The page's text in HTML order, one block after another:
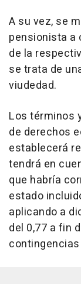
A su vez, se
pensionista a
de la
se trata de
viudedad.
Los términos
de derechos
establecerá
tendrá en
que habría
estado
aplicando a
del 0,77 a fin